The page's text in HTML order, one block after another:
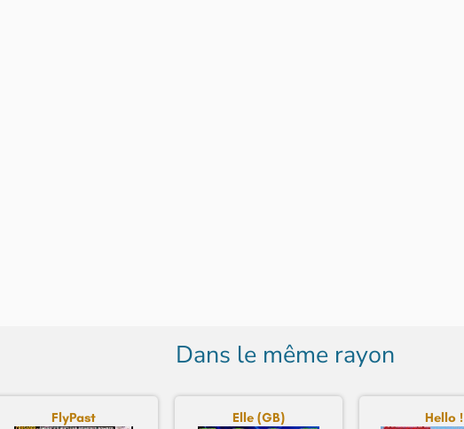
Dans le même rayon
FlyPast Elle (GB) Hello !